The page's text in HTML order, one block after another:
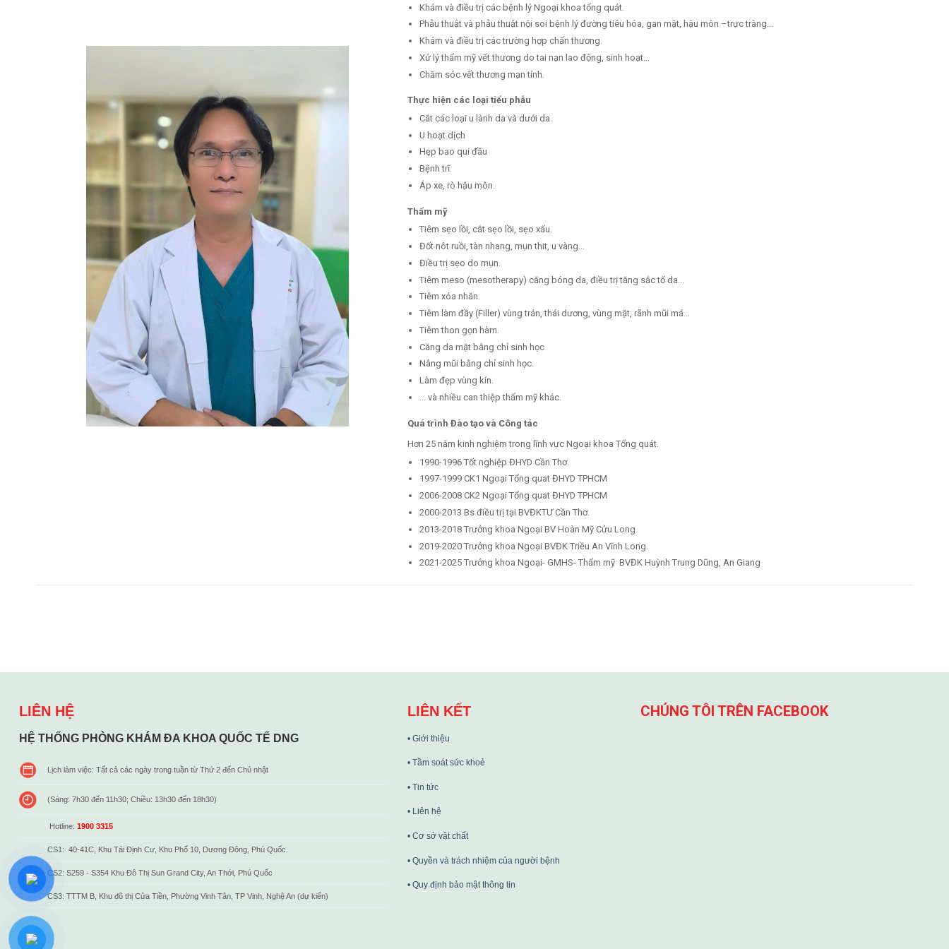
Khám và điều trị các bệnh lý Ngoại khoa tổng quát.
Phẫu thuật và phẫu thuật nội soi bệnh lý đường tiêu hóa, gan mật, hậu môn –trực tràng…
Khám và điều trị các trường hợp chấn thương.
Xử lý thẩm mỹ vết thương do tai nạn lao động, sinh hoạt…
Chăm sóc vết thương mạn tính.
Thực hiện các loại tiểu phẫu
Cắt các loại u lành da và dưới da.
U hoạt dịch
Hẹp bao qui đầu
Bệnh trĩ.
Áp xe, rò hậu môn.
Thẩm mỹ
Tiêm sẹo lồi, cắt sẹo lồi, sẹo xấu.
Đốt nôt ruồi, tàn nhang, mụn thit, u vàng…
Điều trị sẹo do mụn.
Tiêm meso (mesotherapy) căng bóng da, điều trị tăng sắc tố da…
Tiêm xóa nhăn.
Tiêm làm đầy (Filler) vùng trán, thái dương, vùng mặt, rãnh mũi má…
Tiêm thon gọn hàm.
Căng da mặt bằng chỉ sinh học
Nâng mũi bằng chỉ sinh học.
Làm đẹp vùng kín.
… và nhiều can thiệp thẩm mỹ khác.
Quá trình Đào tạo và Công tác
Hơn 25 năm kinh nghiệm trong lĩnh vực Ngoại khoa Tổng quát.
1990-1996 Tốt nghiệp ĐHYD Cần Thơ.
1997-1999 CK1 Ngoại Tổng quat ĐHYD TPHCM
2006-2008 CK2 Ngoại Tổng quat ĐHYD TPHCM
2000-2013 Bs điều trị tại BVĐKTƯ Cần Thơ.
2013-2018 Trưởng khoa Ngoại BV Hoàn Mỹ Cửu Long.
2019-2020 Trưởng khoa Ngoại BVĐK Triều An Vĩnh Long.
2021-2025 Trưởng khoa Ngoại- GMHS- Thẩm mỹ BVĐK Huỳnh Trung Dũng, An Giang
LIÊN HỆ
HỆ THỐNG PHÒNG KHÁM ĐA KHOA QUỐC TẾ DNG
Lịch làm việc: Tất cả các ngày trong tuần từ Thứ 2 đến Chủ nhật
(Sáng: 7h30 đến 11h30; Chiều: 13h30 đến 18h30)
Hotline:1900 3315
CS1: 40-41C, Khu Tái Định Cư, Khu Phố 10, Dương Đông, Phú Quốc.
CS2: S259 - S354 Khu Đô Thị Sun Grand City, An Thới, Phú Quốc
CS3: TTTM B, Khu đô thị Cửa Tiền, Phường Vinh Tân, TP Vinh, Nghệ An (dự kiến)
LIÊN KẾT
• Giới thiệu
• Tầm soát sức khoẻ
• Tin tức
• Liên hệ
• Cơ sở vật chất
• Quyền và trách nhiệm của người bệnh
• Quy định bảo mật thông tin
CHÚNG TÔI TRÊN FACEBOOK